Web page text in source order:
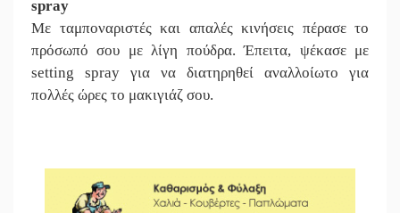
spray
Με ταμποναριστές και απαλές κινήσεις πέρασε το
πρόσωπό σου με λίγη πούδρα. Έπειτα, ψέκασε με
setting spray για να διατηρηθεί αναλλοίωτο για
πολλές ώρες το μακιγιάζ σου.